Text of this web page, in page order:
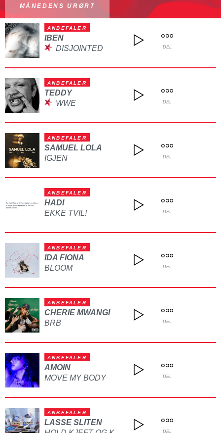
MÅNEDENS URØRT
ANBEFALER
IBEN
DISJOINTED
DEL
ANBEFALER
TEDDY
WWE
DEL
ANBEFALER
SAMUEL LOLA
IGJEN
DEL
ANBEFALER
HADI
EKKE TVIL!
DEL
ANBEFALER
IDA FIONA
BLOOM
DEL
ANBEFALER
CHERIE MWANGI
BRB
DEL
ANBEFALER
AMOIN
MOVE MY BODY
DEL
ANBEFALER
LASSE SLITEN
DEL